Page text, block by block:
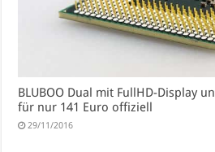
BLUBOO Dual mit FullHD-Display
für nur 141 Euro offiziell
29/11/2016